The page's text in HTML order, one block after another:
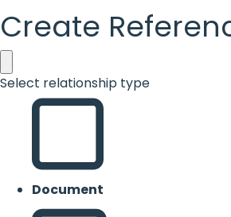
Create
Select relationship type
Document